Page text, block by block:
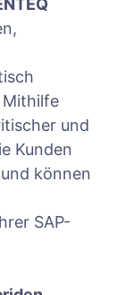
Mithilfe
und
Kunden
können
SAP-